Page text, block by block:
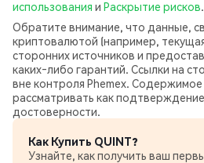
использования и Раскрытие рисков.
Обратите внимание, что данные,
криптовалютой (например,
сторонних источников и
каких‑либо гарантий. Ссылки на
вне контроля Phemex.
рассматривать как
достоверности.
Как Купить QUINT?
Узнайте, как получить ваш